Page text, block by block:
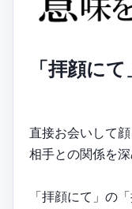
「拝顔に
直接お会いして顔
相手との関係を深
「拝顔にて」の